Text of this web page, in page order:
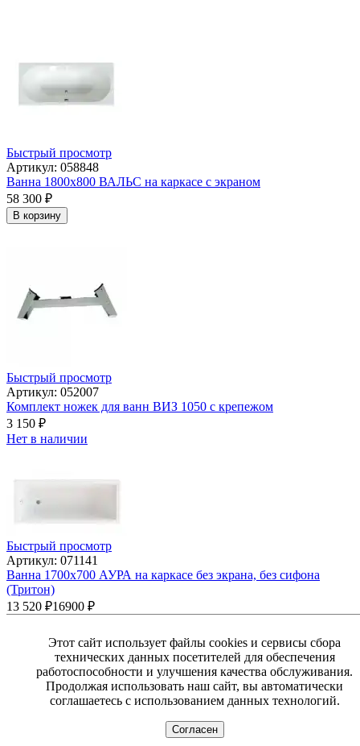
Быстрый просмотр
Артикул: 058848
Ванна 1800x800 ВАЛЬС на каркасе с экраном
58 300 ₽
В корзину
Быстрый просмотр
Артикул: 052007
Комплект ножек для ванн ВИЗ 1050 с крепежом
3 150 ₽
Нет в наличии
Быстрый просмотр
Артикул: 071141
Ванна 1700х700 АУРА на каркасе без экрана, без сифона
(Тритон)
13 520 ₽16900 ₽
ЖАРА РАСПРОДАЖА!
Этот сайт использует файлы cookies и сервисы сбора
технических данных посетителей для обеспечения
работоспособности и улучшения качества обслуживания.
Продолжая использовать наш сайт, вы автоматически
соглашаетесь с использованием данных технологий.
Согласен